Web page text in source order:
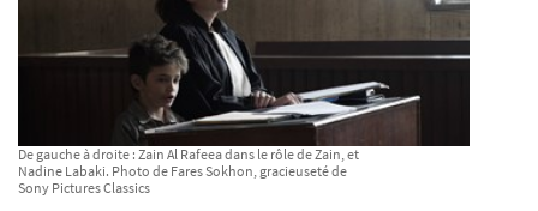
De gauche à droite : Zain Al Rafeea dans le rôle de Zain, et
Nadine Labaki. Photo de Fares Sokhon, gracieuseté de
Sony Pictures Classics